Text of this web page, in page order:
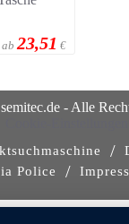
23,51 €
- Alle
/
Police /